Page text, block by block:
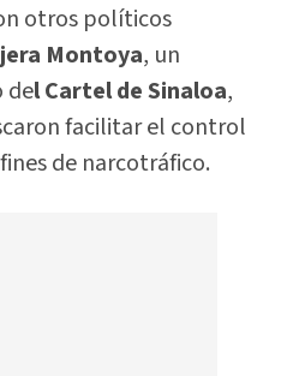
otros políticos
Montoya, un
del Cartel de Sinaloa,
facilitar el control
de narcotráfico.